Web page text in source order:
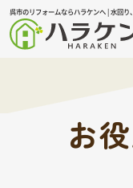
呉市のリフォームならハラケンへ | 水回り
お